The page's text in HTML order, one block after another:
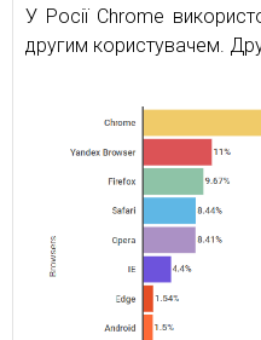
У Росії Chrome
другим користувачем.